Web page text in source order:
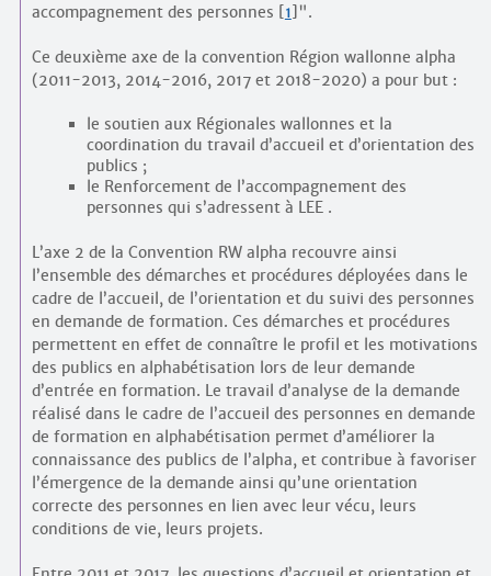
accompagnement des personnes [1]".
Ce deuxième axe de la convention Région wallonne alpha
(2011-2013, 2014-2016, 2017 et 2018-2020) a pour but :
le soutien aux Régionales wallonnes et la
coordination du travail d’accueil et d’orientation des
publics ;
le Renforcement de l’accompagnement des
personnes qui s’adressent à LEE .
L’axe 2 de la Convention RW alpha recouvre ainsi
l’ensemble des démarches et procédures déployées dans le
cadre de l’accueil, de l’orientation et du suivi des personnes
en demande de formation. Ces démarches et procédures
permettent en effet de connaître le profil et les motivations
des publics en alphabétisation lors de leur demande
d’entrée en formation. Le travail d’analyse de la demande
réalisé dans le cadre de l’accueil des personnes en demande
de formation en alphabétisation permet d’améliorer la
connaissance des publics de l’alpha, et contribue à favoriser
l’émergence de la demande ainsi qu’une orientation
correcte des personnes en lien avec leur vécu, leurs
conditions de vie, leurs projets.